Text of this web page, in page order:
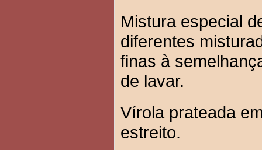
Mistura especial
diferentes
finas à
de lavar.
Vírola prateada
estreito.